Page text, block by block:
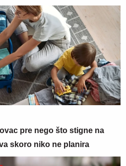
pre nego što stigne na
skoro niko ne planira